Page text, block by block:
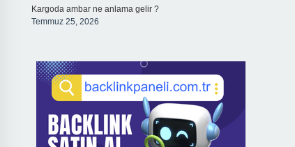
Kargoda ambar ne anlama gelir ?
Temmuz 25, 2026